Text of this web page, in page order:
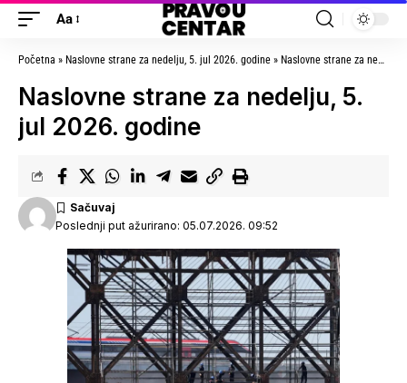
Aa
Početna » Naslovne strane za nedelju, 5. jul 2026. godine » Naslovne strane za nedelju, 5. jul 2026. godine
Naslovne strane za nedelju, 5.
jul 2026. godine
Poslednji put ažurirano: 05.07.2026. 09:52